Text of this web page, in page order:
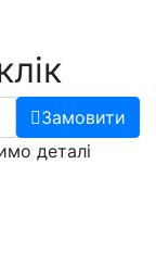
Замовити
деталі